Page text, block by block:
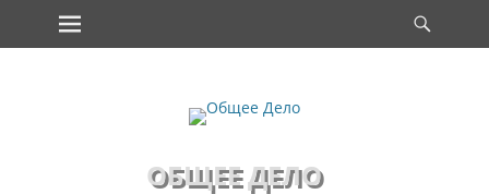
Перейти
Основное меню
ОБЩЕЕ ДЕЛО